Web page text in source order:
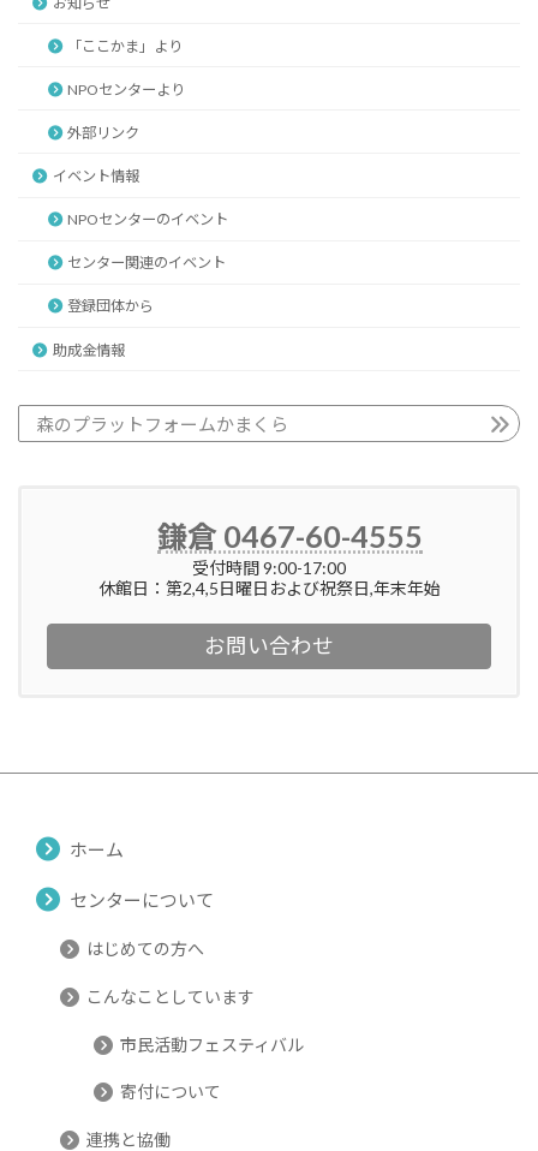
「ここかま」より
NPOセンターより
外部リンク
イベント情報
NPOセンターのイベント
センター関連のイベント
登録団体から
助成金情報
森のプラットフォームかまくら
鎌倉 0467-60-4555
受付時間 9:00-17:00
休館日：第2,4,5日曜日および祝祭日,年末年始
お問い合わせ
ホーム
センターについて
はじめての方へ
こんなことしています
市民活動フェスティバル
寄付について
連携と協働